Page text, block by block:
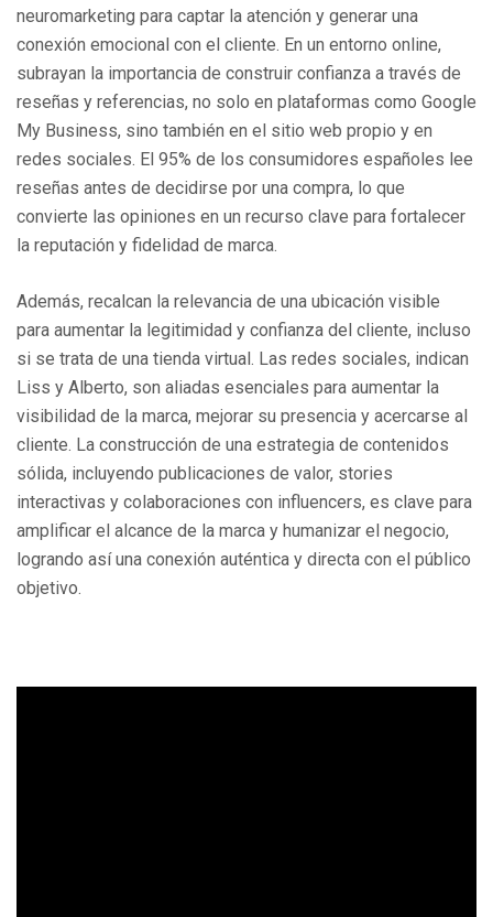
neuromarketing para captar la atención y generar una
conexión emocional con el cliente. En un entorno online,
subrayan la importancia de construir confianza a través de
reseñas y referencias, no solo en plataformas como Google
My Business, sino también en el sitio web propio y en
redes sociales. El 95% de los consumidores españoles lee
reseñas antes de decidirse por una compra, lo que
convierte las opiniones en un recurso clave para fortalecer
la reputación y fidelidad de marca.
Además, recalcan la relevancia de una ubicación visible
para aumentar la legitimidad y confianza del cliente, incluso
si se trata de una tienda virtual. Las redes sociales, indican
Liss y Alberto, son aliadas esenciales para aumentar la
visibilidad de la marca, mejorar su presencia y acercarse al
cliente. La construcción de una estrategia de contenidos
sólida, incluyendo publicaciones de valor, stories
interactivas y colaboraciones con influencers, es clave para
amplificar el alcance de la marca y humanizar el negocio,
logrando así una conexión auténtica y directa con el público
objetivo.